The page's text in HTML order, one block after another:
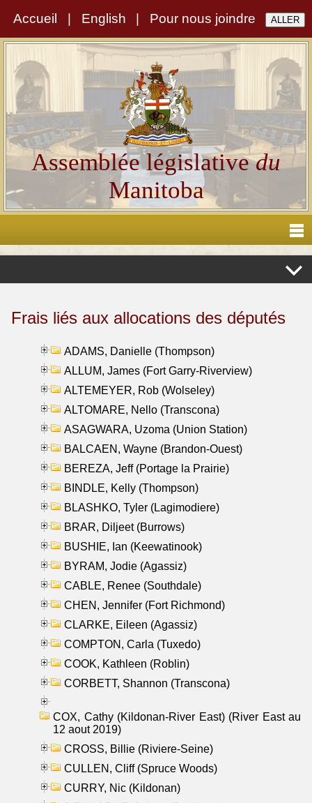
Accueil English Pour nous joindre
Assemblée législativedu
Manitoba
Frais liés aux allocations des députés
ADAMS, Danielle (Thompson)
ALLUM, James (Fort Garry-Riverview)
ALTEMEYER, Rob (Wolseley)
ALTOMARE, Nello (Transcona)
ASAGWARA, Uzoma (Union Station)
BALCAEN, Wayne (Brandon-Ouest)
BEREZA, Jeff (Portage la Prairie)
BINDLE, Kelly (Thompson)
BLASHKO, Tyler (Lagimodiere)
BRAR, Diljeet (Burrows)
BUSHIE, Ian (Keewatinook)
BYRAM, Jodie (Agassiz)
CABLE, Renee (Southdale)
CHEN, Jennifer (Fort Richmond)
CLARKE, Eileen (Agassiz)
COMPTON, Carla (Tuxedo)
COOK, Kathleen (Roblin)
CORBETT, Shannon (Transcona)
COX, Cathy (Kildonan-River East) (River East au
12 aout 2019)
CROSS, Billie (Riviere-Seine)
CULLEN, Cliff (Spruce Woods)
CURRY, Nic (Kildonan)